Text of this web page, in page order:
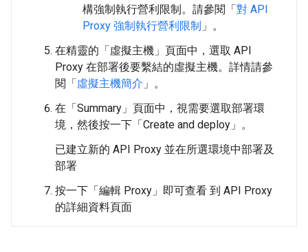
構強制執行營利限制。請參閱「對 API
Proxy 強制執行營利限制 」。
在精靈的「虛擬主機」 頁面中，選取 API
Proxy 在部署後要繫結的虛擬主機。詳情請參
閱「虛擬主機簡介 」。
在「Summary」 頁面中，視需要選取部署環
境，然後按一下「Create and deploy」 。
已建立新的 API Proxy 並在所選環境中部署及
部署
按一下「編輯 Proxy」 即可查看 到 API Proxy
的詳細資料頁面